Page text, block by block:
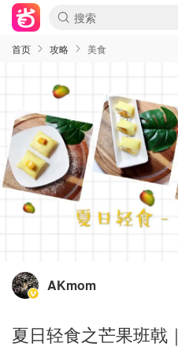
首页 攻略 美食
AKmom
夏日轻食之芒果班戟